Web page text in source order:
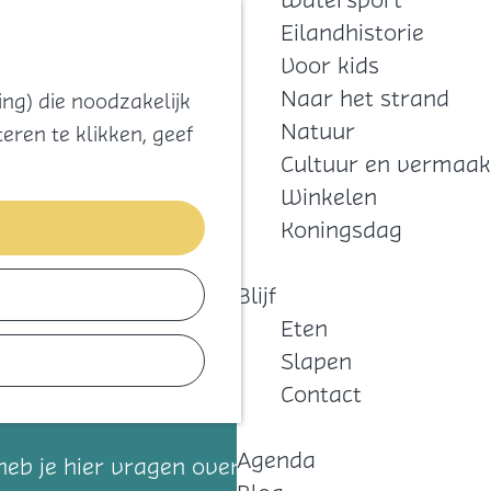
die noodzakelijk
te klikken, geef
Eilandhistorie
Voor kids
Naar het strand
Natuur
Cultuur en vermaak
Winkelen
Koningsdag
Blijf
Eten
Slapen
Contact
Agenda
je hier vragen over?